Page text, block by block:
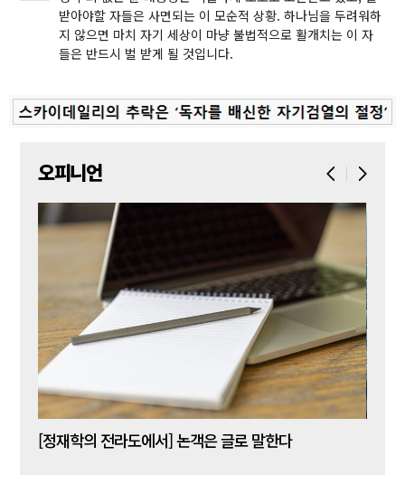
받아야할 자들은 사면되는 이 모순적 상황. 하나님을 두려워하
지 않으면 마치 자기 세상이 마냥 불법적으로 활개치는 이 자
들은 반드시 벌 받게 될 것입니다.
오피니언
[정재학의 전라도에서] 논객은 글로 말한다